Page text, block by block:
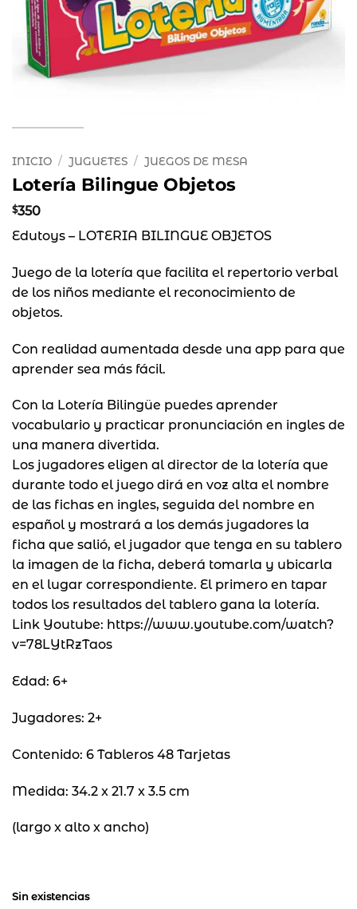
INICIO / JUGUETES / JUEGOS DE MESA
Lotería Bilingue Objetos
$350
Edutoys – LOTERIA BILINGUE OBJETOS
Juego de la lotería que facilita el repertorio verbal
de los niños mediante el reconocimiento de
objetos.
Con realidad aumentada desde una app para que
aprender sea más fácil.
Con la Lotería Bilingüe puedes aprender
vocabulario y practicar pronunciación en ingles de
una manera divertida.
Los jugadores eligen al director de la lotería que
durante todo el juego dirá en voz alta el nombre
de las fichas en ingles, seguida del nombre en
español y mostrará a los demás jugadores la
ficha que salió, el jugador que tenga en su tablero
la imagen de la ficha, deberá tomarla y ubicarla
en el lugar correspondiente. El primero en tapar
todos los resultados del tablero gana la lotería.
Link Youtube: https://www.youtube.com/watch?
v=78LYtRzTaos
Edad: 6+
Jugadores: 2+
Contenido: 6 Tableros 48 Tarjetas
Medida: 34.2 x 21.7 x 3.5 cm
(largo x alto x ancho)
Sin existencias